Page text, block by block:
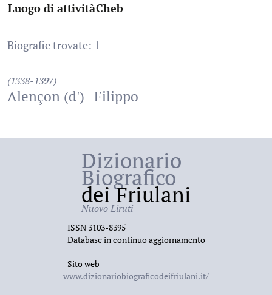
Luogo di attività
:Cheb
Biografie trovate: 1
(1338-1397)
Alençon (d') Filippo
Dizionario
Biografico
dei Friulani
Nuovo Liruti
ISSN 3103-8395
Database in continuo aggiornamento
Sito web
www.dizionariobiograficodeifriulani.it/